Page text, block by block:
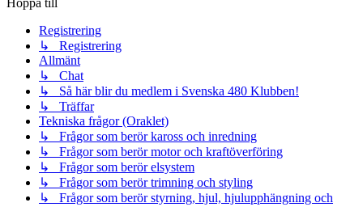
Registrering
↳ Registrering
Allmänt
↳ Chat
↳ Så här blir du medlem i Svenska 480 Klubben!
↳ Träffar
Tekniska frågor (Oraklet)
↳ Frågor som berör kaross och inredning
↳ Frågor som berör motor och kraftöverföring
↳ Frågor som berör elsystem
↳ Frågor som berör trimning och styling
↳ Frågor som berör styrning, hjul, hjulupphängning och